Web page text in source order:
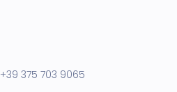
+39 375 703 9065